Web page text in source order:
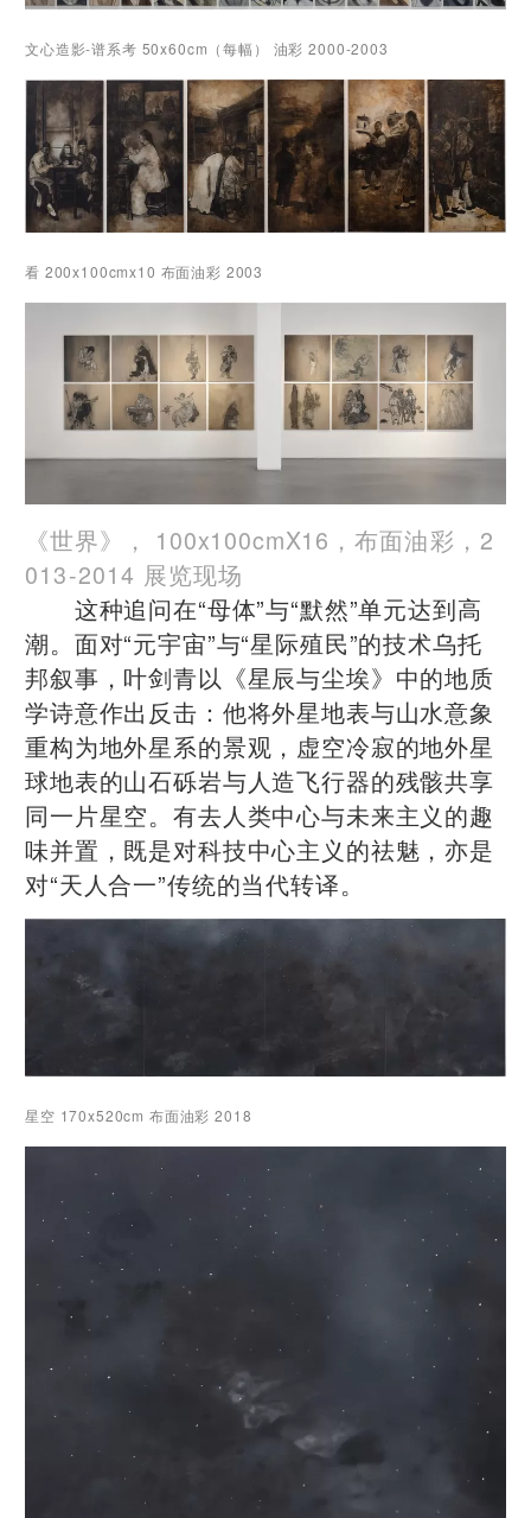
文心造影-谱系考 50x60cm（每幅） 油彩 2000-2003
看 200x100cmx10 布面油彩 2003
《世界》， 100x100cmX16， 布面油彩，2
013-2014 展览现场
这种追问在“母体”与“默然”单元达到高
潮。面对“元宇宙”与“星际殖民”的技术乌托
邦叙事，叶剑青以《星辰与尘埃》中的地质
学诗意作出反击：他将外星地表与山水意象
重构为地外星系的景观，虚空冷寂的地外星
球地表的山石砾岩与人造飞行器的残骸共享
同一片星空。有去人类中心与未来主义的趣
味并置，既是对科技中心主义的祛魅，亦是
对“天人合一”传统的当代转译。
星空 170x520cm 布面油彩 2018